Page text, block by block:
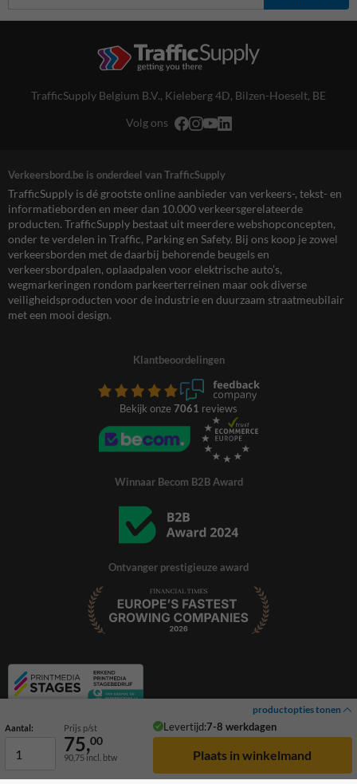
productopties tonen
Aantal: Prijs p/st Levertijd:7-8 werkdagen
75,00
90,75 incl. btw
TrafficSupply Belgium B.V., Kieleberg 4D, Bilzen-Hoeselt, BE
Volg ons
Verkeersbord.be is onderdeel van TrafficSupply
TrafficSupply is dé grootste online aanbieder van verkeers-, tekst- en
informatieborden en meer dan 10.000 verkeersgerelateerde
producten. TrafficSupply bestaat uit meerdere webshopconcepten,
onder te verdelen in Traffic, Parking en Safety. Bij ons koop je zowel
verkeersborden met de daarbij behorende beugels en
verkeersbordpalen, oplaadpalen voor elektrische auto’s,
wegmarkeringen rondom parkeerterreinen maar ook diverse
veiligheidsproducten voor de industrie en duurzaam straatmeubilair
met een mooi design.
Klantbeoordelingen
Bekijk onze 7061 reviews
Winnaar Becom B2B Award
Ontvanger prestigieuze award
© 2026 TrafficSupply. Alle rechten voorbehouden.